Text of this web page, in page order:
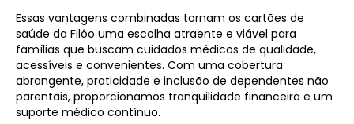
Essas vantagens combinadas tornam os cartões de
saúde da Filóo uma escolha atraente e viável para
famílias que buscam cuidados médicos de qualidade,
acessíveis e convenientes. Com uma cobertura
abrangente, praticidade e inclusão de dependentes não
parentais, proporcionamos tranquilidade financeira e um
suporte médico contínuo.